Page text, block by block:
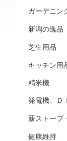
ガーデニン
新潟の逸品
芝生用品
キッチン用
精米機
発電機、Ｄ
薪ストーブ
健康維持